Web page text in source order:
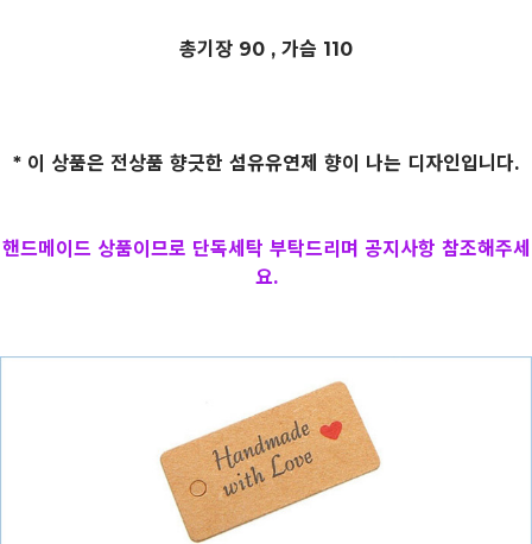
총기장 90 , 가슴 110
* 이 상품은 전상품 향긋한 섬유유연제 향이 나는 디자인입니다.
핸드메이드 상품이므로 단독세탁 부탁드리며 공지사항 참조해주세
요.